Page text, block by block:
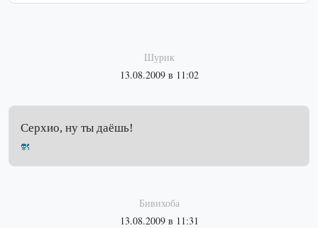
Шурик
13.08.2009 в 11:02
Серхио, ну ты даёшь!
Бивихоба
13.08.2009 в 11:31